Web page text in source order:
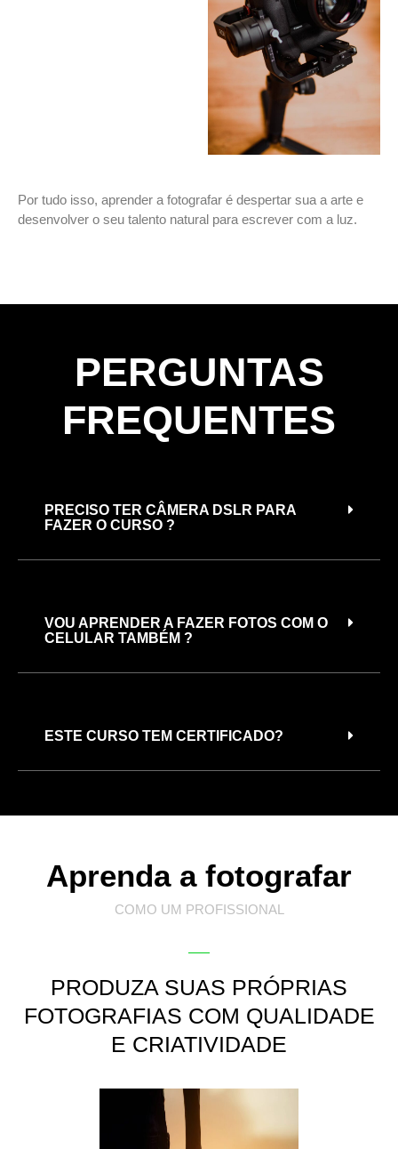
Por tudo isso, aprender a fotografar é despertar sua a arte e
desenvolver o seu talento natural para escrever com a luz.
PERGUNTAS
FREQUENTES
PRECISO TER CÂMERA DSLR PARA
FAZER O CURSO ?
VOU APRENDER A FAZER FOTOS COM O
CELULAR TAMBÉM ?
ESTE CURSO TEM CERTIFICADO?
Aprenda a fotografar
COMO UM PROFISSIONAL
PRODUZA SUAS PRÓPRIAS
FOTOGRAFIAS COM QUALIDADE
E CRIATIVIDADE